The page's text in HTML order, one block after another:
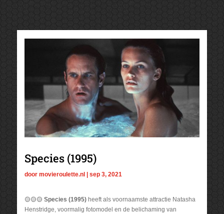
Species (1995)
door movieroulette.nl sep 3, 2021
🟡🟡🟡 Species (1995)heeft als voornaamste attractie Natasha
Henstridge, voormalig fotomodel en de belichaming van